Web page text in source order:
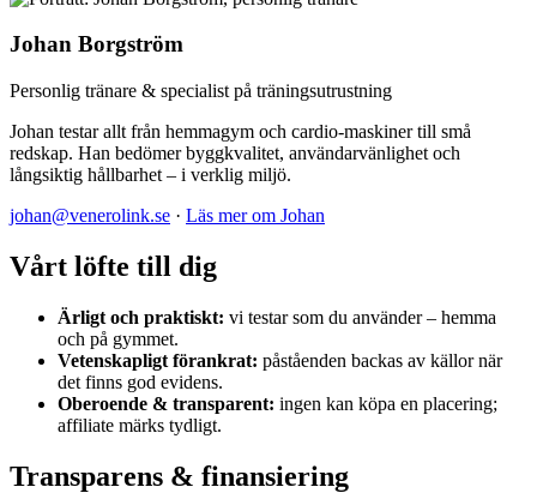
Johan Borgström
Personlig tränare & specialist på träningsutrustning
Johan testar allt från hemmagym och cardio-maskiner till små
redskap. Han bedömer byggkvalitet, användarvänlighet och
långsiktig hållbarhet – i verklig miljö.
johan@venerolink.se · Läs mer om Johan
Vårt löfte till dig
Ärligt och praktiskt: vi testar som du använder – hemma
och på gymmet.
Vetenskapligt förankrat: påståenden backas av källor när
det finns god evidens.
Oberoende & transparent: ingen kan köpa en placering;
affiliate märks tydligt.
Transparens & finansiering